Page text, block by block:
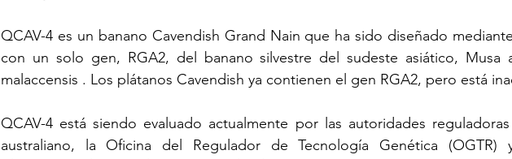
QCAV-4 es un banano Cavendish Grand Nain que ha sido diseñado
con un solo gen, RGA2, del banano silvestre del sudeste asiático, Musa
malaccensis . Los plátanos Cavendish ya contienen el gen RGA2, pero está
QCAV-4 está siendo evaluado actualmente por las autoridades
australiano, la Oficina del Regulador de Tecnología Genética (OGTR)